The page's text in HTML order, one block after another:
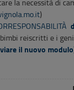
la necessità di
)
reiscritti e i
il nuovo